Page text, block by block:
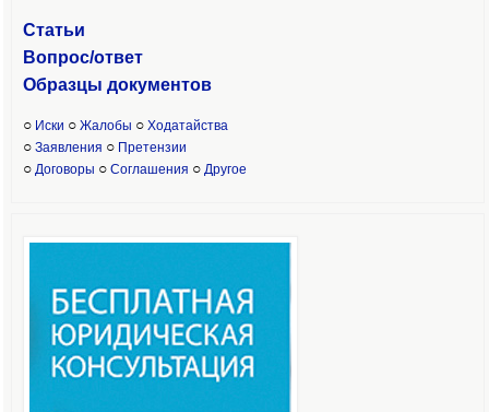
Статьи
Вопрос/ответ
Образцы документов
○ Иски ○ Жалобы ○ Ходатайства
○ Заявления ○ Претензии
○ Договоры ○ Соглашения ○ Другое